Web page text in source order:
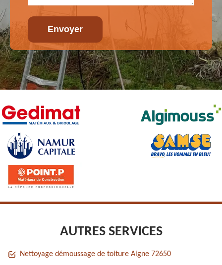
AUTRES SERVICES
Nettoyage démoussage de toiture Aigne 72650